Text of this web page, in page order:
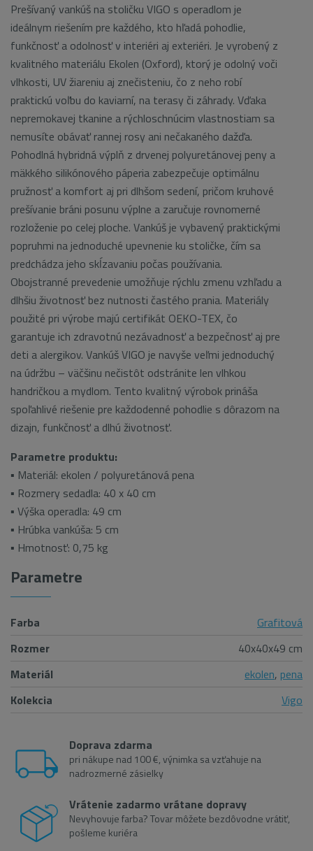
Prešívaný vankúš na stoličku VIGO s operadlom je
ideálnym riešením pre každého, kto hľadá pohodlie,
funkčnosť a odolnosť v interiéri aj exteriéri. Je vyrobený z
kvalitného materiálu Ekolen (Oxford), ktorý je odolný voči
vlhkosti, UV žiareniu aj znečisteniu, čo z neho robí
praktickú voľbu do kaviarní, na terasy či záhrady. Vďaka
nepremokavej tkanine a rýchloschnúcim vlastnostiam sa
nemusíte obávať rannej rosy ani nečakaného dažďa.
Pohodlná hybridná výplň z drvenej polyuretánovej peny a
mäkkého silikónového páperia zabezpečuje optimálnu
pružnosť a komfort aj pri dlhšom sedení, pričom kruhové
prešívanie bráni posunu výplne a zaručuje rovnomerné
rozloženie po celej ploche. Vankúš je vybavený praktickými
popruhmi na jednoduché upevnenie ku stoličke, čím sa
predchádza jeho skĺzavaniu počas používania.
Obojstranné prevedenie umožňuje rýchlu zmenu vzhľadu a
dlhšiu životnosť bez nutnosti častého prania. Materiály
použité pri výrobe majú certifikát OEKO-TEX, čo
garantuje ich zdravotnú nezávadnosť a bezpečnosť aj pre
deti a alergikov. Vankúš VIGO je navyše veľmi jednoduchý
na údržbu – väčšinu nečistôt odstránite len vlhkou
handričkou a mydlom. Tento kvalitný výrobok prináša
spoľahlivé riešenie pre každodenné pohodlie s dôrazom na
dizajn, funkčnosť a dlhú životnosť.
Parametre produktu:
▪ Materiál: ekolen / polyuretánová pena
▪ Rozmery sedadla: 40 x 40 cm
▪ Výška operadla: 49 cm
▪ Hrúbka vankúša: 5 cm
▪ Hmotnosť: 0,75 kg
Parametre
Farba
Grafitová
Rozmer
40x40x49 cm
Materiál
ekolen, pena
Kolekcia
Vigo
Doprava zdarma
pri nákupe nad 100 €, výnimka sa vzťahuje na
nadrozmerné zásielky
Vrátenie zadarmo vrátane dopravy
Nevyhovuje farba? Tovar môžete bezdôvodne vrátiť,
pošleme kuriéra